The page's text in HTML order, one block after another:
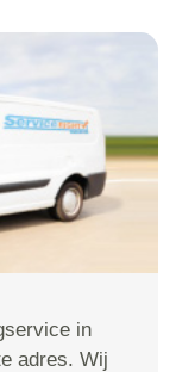
in
adres. Wij